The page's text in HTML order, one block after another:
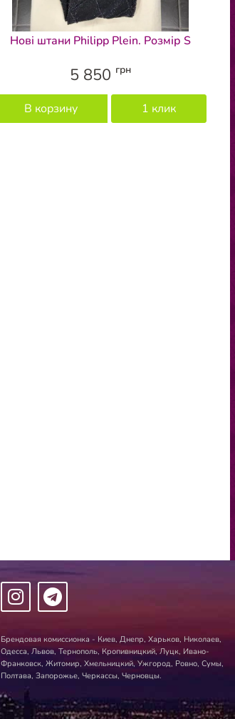
Нові штани Philipp Plein. Розмір S
5 850 грн
В корзину 1 клик
Брендовая комиссионка - Киев, Днепр, Харьков, Николаев,
Одесса, Львов, Тернополь, Кропивницкий, Луцк, Ивано-
Франковск, Житомир, Хмельницкий, Ужгород, Ровно, Сумы,
Полтава, Запорожье, Черкассы, Черновцы.